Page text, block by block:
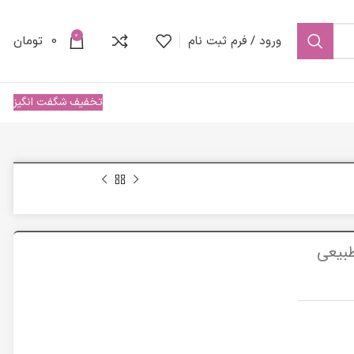
ورود / فرم ثبت نام 0
0 تومان
تخفیف شگفت انگیز